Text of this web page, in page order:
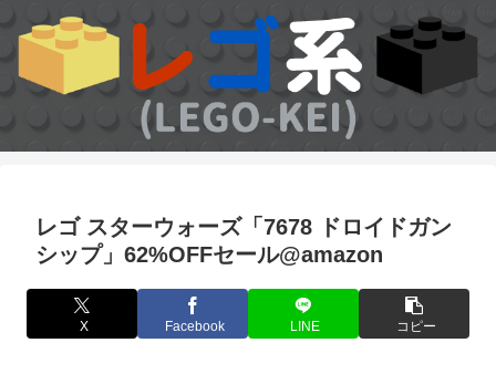
レゴ スターウォーズ「7678 ドロイドガン
シップ」62%OFFセール@amazon
X Facebook LINE コピー